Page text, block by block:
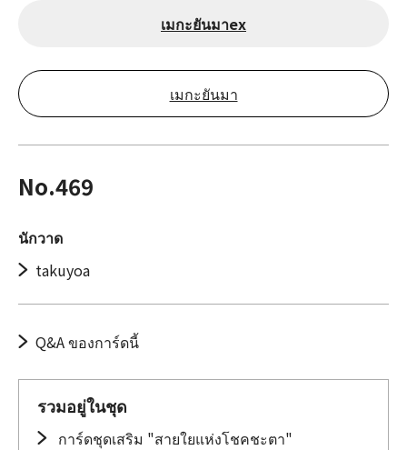
เมกะยันมาex
เมกะยันมา
No.469
นักวาด
takuyoa
Q&A ของการ์ดนี้
รวมอยู่ในชุด
การ์ดชุดเสริม "สายใยแห่งโชคชะตา"